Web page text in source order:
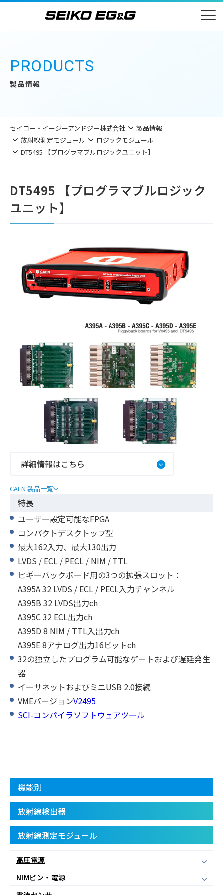
PRODUCTS
製品情報
セイコー・イージーアンドジー株式会社
製品情報
放射線測定モジュール
ロジックモジュール
DT5495 【プログラマブルロジックユニット】
DT5495 【プログラマブルロジック
ユニット】
詳細情報はこちら
CAEN 製品一覧
特長
ユーザー設定可能なFPGA
コンパクトデスクトップ型
最大162入力、最大130出力
LVDS / ECL / PECL / NIM / TTL
ピギーバックボード用の3つの拡張スロット：
A395A 32 LVDS / ECL / PECL入力チャンネル
A395B 32 LVDS出力ch
A395C 32 ECL出力ch
A395D 8 NIM / TTL入出力ch
A395E 8アナログ出力16ビットch
32の独立したプログラム可能なゲートおよび遅延発生
器
イーサネットおよびミニUSB 2.0接続
VMEバージョンV2495
SCI-コンパイラソフトウェアツール
機能別
放射線検出器
放射線測定モジュール
高圧電源
NIMビン・電源